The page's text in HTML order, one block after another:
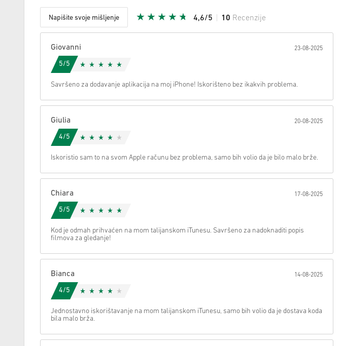
Napišite svoje mišljenje 4,6/5 10 Recenzije
Možemo li vam pomoći oko nečega?
Giovanni 23-08-2025
5/5
Savršeno za dodavanje aplikacija na moj iPhone! Iskorišteno bez ikakvih problema.
Giulia 20-08-2025
4/5
Iskoristio sam to na svom Apple računu bez problema, samo bih volio da je bilo malo brže.
Chiara 17-08-2025
5/5
Kod je odmah prihvaćen na mom talijanskom iTunesu. Savršeno za nadoknaditi popis
filmova za gledanje!
Bianca 14-08-2025
4/5
Jednostavno iskorištavanje na mom talijanskom iTunesu, samo bih volio da je dostava koda
bila malo brža.